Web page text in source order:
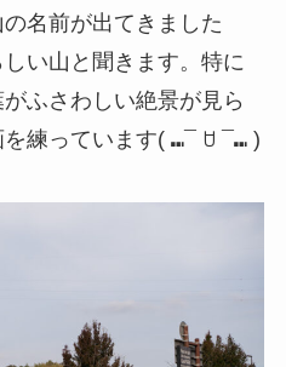
名前が出てきました
しい山と聞きます。特に
ふさわしい絶景が見ら
練っています( ⑉¯ ꇴ ¯⑉ )